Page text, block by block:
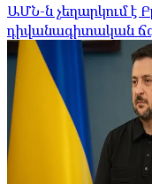
ԱՄՆ-ն չեղարկում է
դիվանագիտական